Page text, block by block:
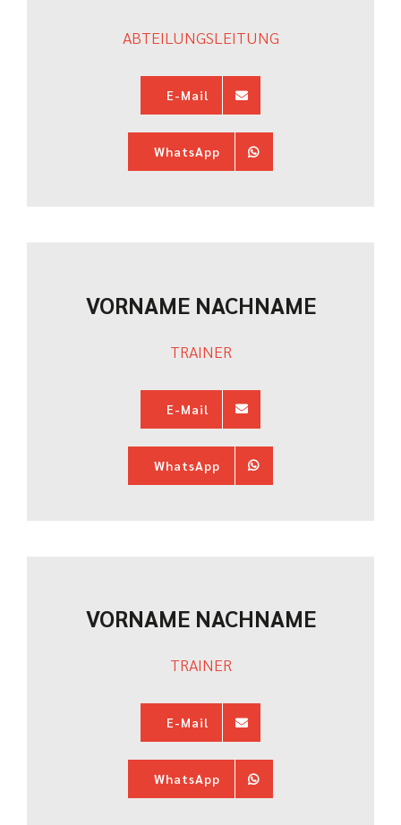
ABTEILUNGSLEITUNG
E-Mail
WhatsApp
VORNAME NACHNAME
TRAINER
E-Mail
WhatsApp
VORNAME NACHNAME
TRAINER
E-Mail
WhatsApp